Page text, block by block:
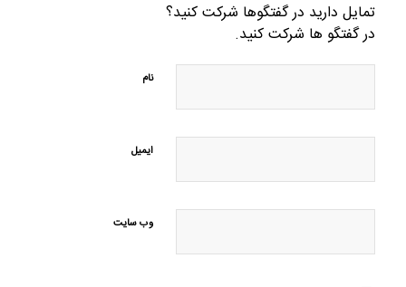
تمایل دارید در گفتگوها شرکت کنید؟
در گفتگو ها شرکت کنید.
نام
ایمیل
وب‌ سایت